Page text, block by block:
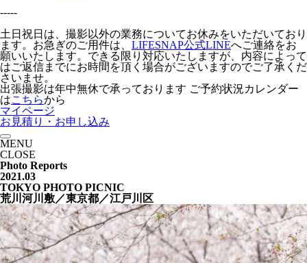
-----
土日祝日は、撮影以外の業務についてお休みをいただいており
ます。お急ぎのご用件は、 LIFESNAP公式LINEへご連絡をお
願いいたします。できる限り対応いたしますが、内容によって
はご返信までにお時間を頂く場合がございますのでご了承くだ
さいませ。
出張撮影は年中無休で承っております ご予約状況カレンダー
はこちらから
マイページ
お見積り・お申し込み
MENU
CLOSE
Photo Reports
2021.03
TOKYO PHOTO PICNIC
荒川河川敷／東京都／江戸川区